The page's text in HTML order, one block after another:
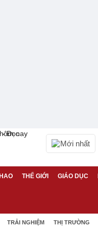
Mới nhất
THẾ GIỚI GIÁO DỤC
TRẢI NGHIỆM THỊ TRƯỜNG